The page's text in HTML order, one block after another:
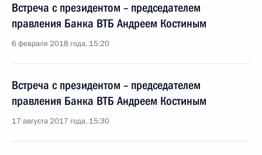
Встреча с президентом – председателем
правления Банка ВТБ Андреем Костиным
6 февраля 2018 года, 15:20
Встреча с президентом – председателем
правления Банка ВТБ Андреем Костиным
17 августа 2017 года, 15:30